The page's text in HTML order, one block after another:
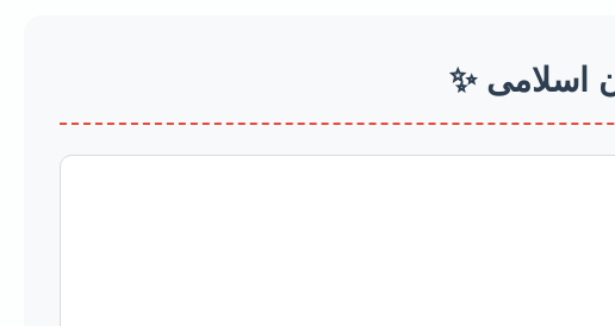
اسلامی ✨